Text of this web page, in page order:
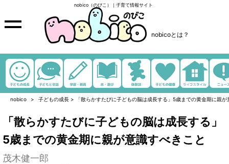
nobico（のびこ）｜子育て情報サイト
nobicoとは？
nobico 子どもの成長 > 「散らかすたびに子どもの脳は成長する」5歳までの黄金期に親
「散らかすたびに子どもの脳は成長する」
5歳までの黄金期に親が意識すべきこと
茂木健一郎